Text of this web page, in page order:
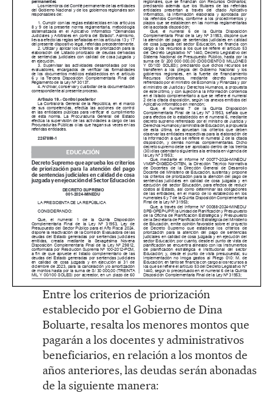
Entre los criterios de priorización
establecido por el Gobierno de Dina
Boluarte, resalta los menores montos que
pagarán a los docentes y administrativos
beneficiarios, en relación a los montos de
años anteriores, las deudas serán abonadas
de la siguiente manera: